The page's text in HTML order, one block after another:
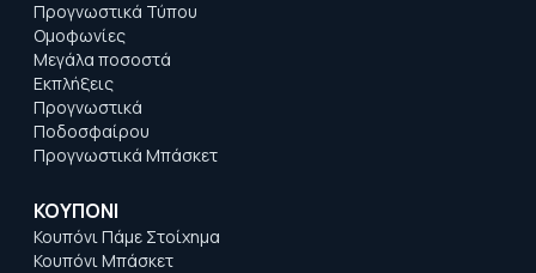
Προγνωστικά Τύπου
Ομοφωνίες
Μεγάλα ποσοστά
Εκπλήξεις
Προγνωστικά
Ποδοσφαίρου
Προγνωστικά Μπάσκετ
ΚΟΥΠΟΝΙ
Κουπόνι Πάμε Στοίχημα
Κουπόνι Μπάσκετ